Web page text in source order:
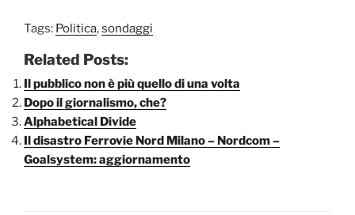
Tags: Politica,sondaggi
Related Posts:
Il pubblico non è più quello di una volta
Dopo il giornalismo, che?
Alphabetical Divide
Il disastro Ferrovie Nord Milano – Nordcom –
Goalsystem: aggiornamento